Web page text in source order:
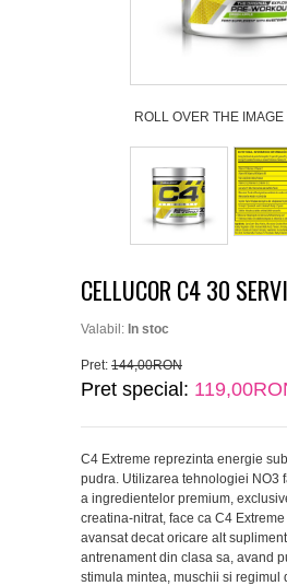
ROLL OVER THE IMAGE
CELLUCOR C4 30
Valabil: In stoc
Pret: 144,00RON
Pret special:
C4 Extreme reprezinta energie
pudra. Utilizarea tehnologiei NO3
a ingredientelor premium,
creatina-nitrat, face ca C4
avansat decat oricare alt
antrenament din clasa sa, avand
stimula mintea, muschii si regimul